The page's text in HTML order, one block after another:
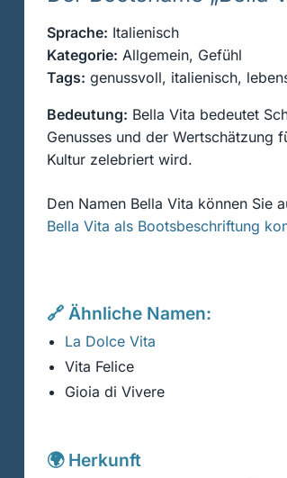
Sprache: Italienisch
Kategorie: Allgemein, Gefühl
Tags: genussvoll, italienisch,
Bedeutung: Bella Vita bedeutet
Genusses und der Wertschätzung
Kultur zelebriert wird.
Den Namen Bella Vita können Sie
Bella Vita als Bootsbeschriftung
🔗 Ähnliche Namen:
La Dolce Vita
Vita Felice
Gioia di Vivere
🌍 Herkunft